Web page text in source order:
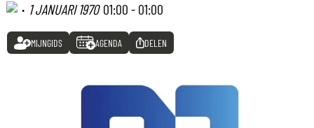
· 1 JANUARI 1970 01:00 - 01:00
MIJNGIDS AGENDA DELEN